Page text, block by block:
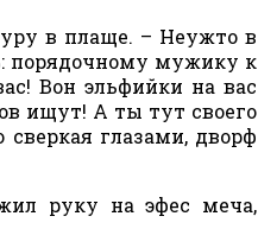
в плаще. – Неужто в
порядочному мужику к
Вон эльфийки на вас
ищут! А ты тут своего
глазами, дворф
руку на эфес меча,